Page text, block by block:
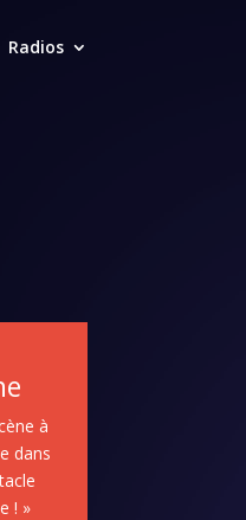
Radios
à
dans
! »